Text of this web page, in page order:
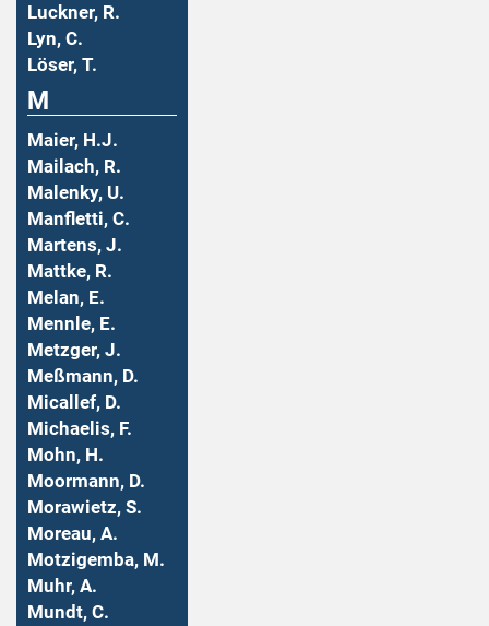
Luckner, R.
Lyn, C.
Löser, T.
M
Maier, H.J.
Mailach, R.
Malenky, U.
Manfletti, C.
Martens, J.
Mattke, R.
Melan, E.
Mennle, E.
Metzger, J.
Meßmann, D.
Micallef, D.
Michaelis, F.
Mohn, H.
Moormann, D.
Morawietz, S.
Moreau, A.
Motzigemba, M.
Muhr, A.
Mundt, C.